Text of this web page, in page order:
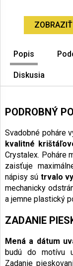
Popis
Diskusia
PODROBNÝ
Svadobné poháre
kvalitné
Crystalex. Poháre
zaisťuje
nápisy sú trvalo
mechanicky
a jemne plastický
ZADANIE
Mená a dátum
budú do motívu
Zadanie